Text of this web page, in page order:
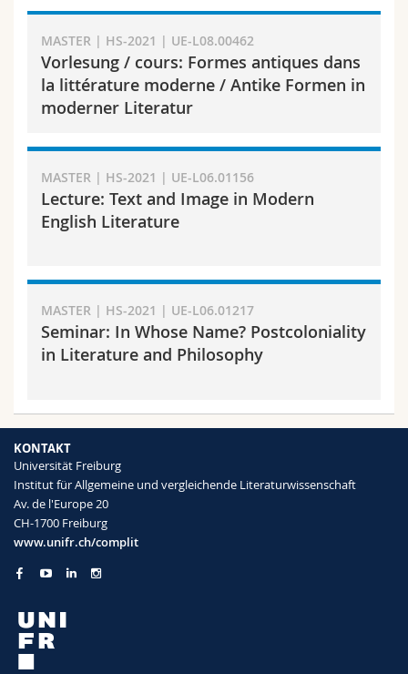
MASTER | HS-2021 | UE-L08.00462
Vorlesung / cours: Formes antiques dans
la littérature moderne / Antike Formen in
moderner Literatur
MASTER | HS-2021 | UE-L06.01156
Lecture: Text and Image in Modern
English Literature
MASTER | HS-2021 | UE-L06.01217
Seminar: In Whose Name? Postcoloniality
in Literature and Philosophy
KONTAKT
Universität Freiburg
Institut für Allgemeine und vergleichende Literaturwissenschaft
Av. de l'Europe 20
CH-1700 Freiburg
www.unifr.ch/complit